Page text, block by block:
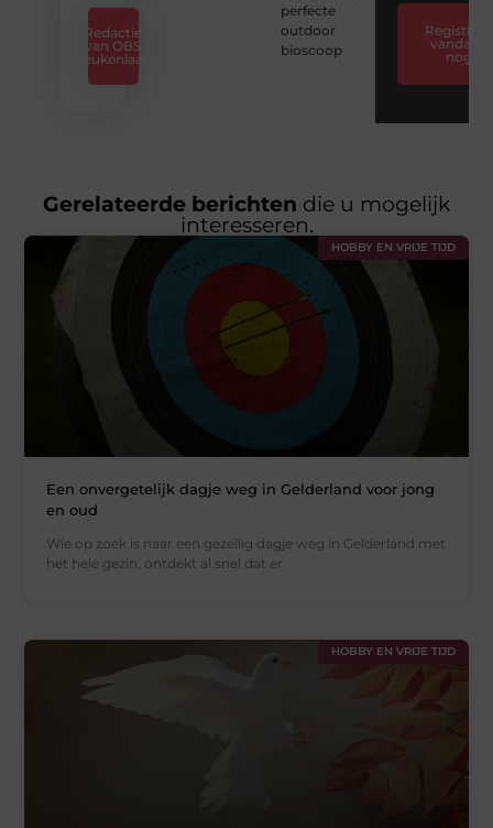
Redactie
van OBS
Beukenlaan
perfecte
outdoor
bioscoop
Registreer
vandaag
nog
Gerelateerde berichten die u mogelijk
interesseren.
HOBBY EN VRIJE TIJD
Een onvergetelijk dagje weg in Gelderland voor jong
en oud
Wie op zoek is naar een gezellig dagje weg in Gelderland met
het hele gezin, ontdekt al snel dat er
HOBBY EN VRIJE TIJD